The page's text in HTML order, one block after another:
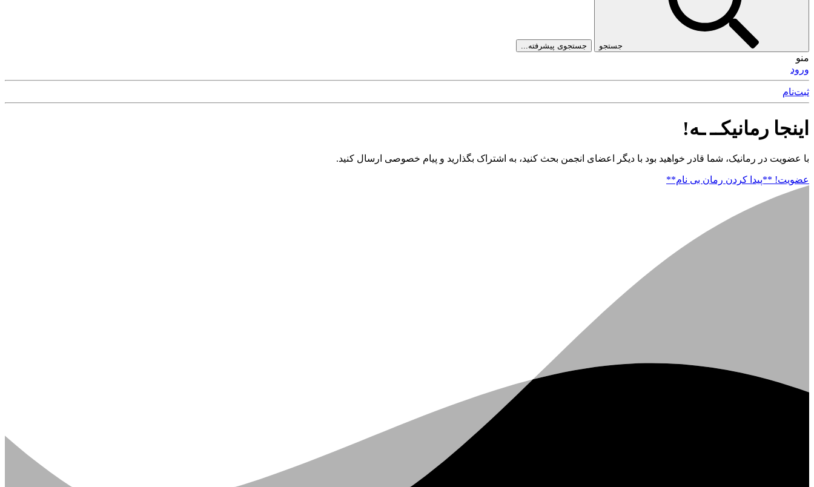
جستجو جستجوی پیشرفته...
منو
ورود
ثبت‌نام
اینجا رمانیکــ ـه!
با عضویت در رمانیک، شما قادر خواهید بود با دیگر اعضای انجمن بحث کنید، به اشتراک بگذارید و پیام خصوصی ارسال کنید.
عضویت! **پیدا کردن رمان بی نام**